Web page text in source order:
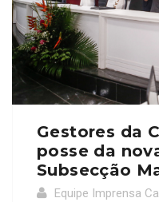
Gestores da
posse da
Subsecção
Equipe Imprensa